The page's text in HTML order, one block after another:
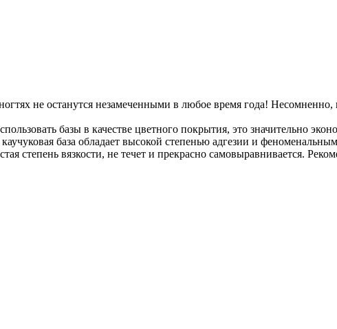
не останутся незамеченными в любое время года! Несомненно,
базы в качестве цветного покрытия, это значительно
база обладает высокой степенью адгезии и
степень вязкости, не течет и прекрасно самовыравнивается.